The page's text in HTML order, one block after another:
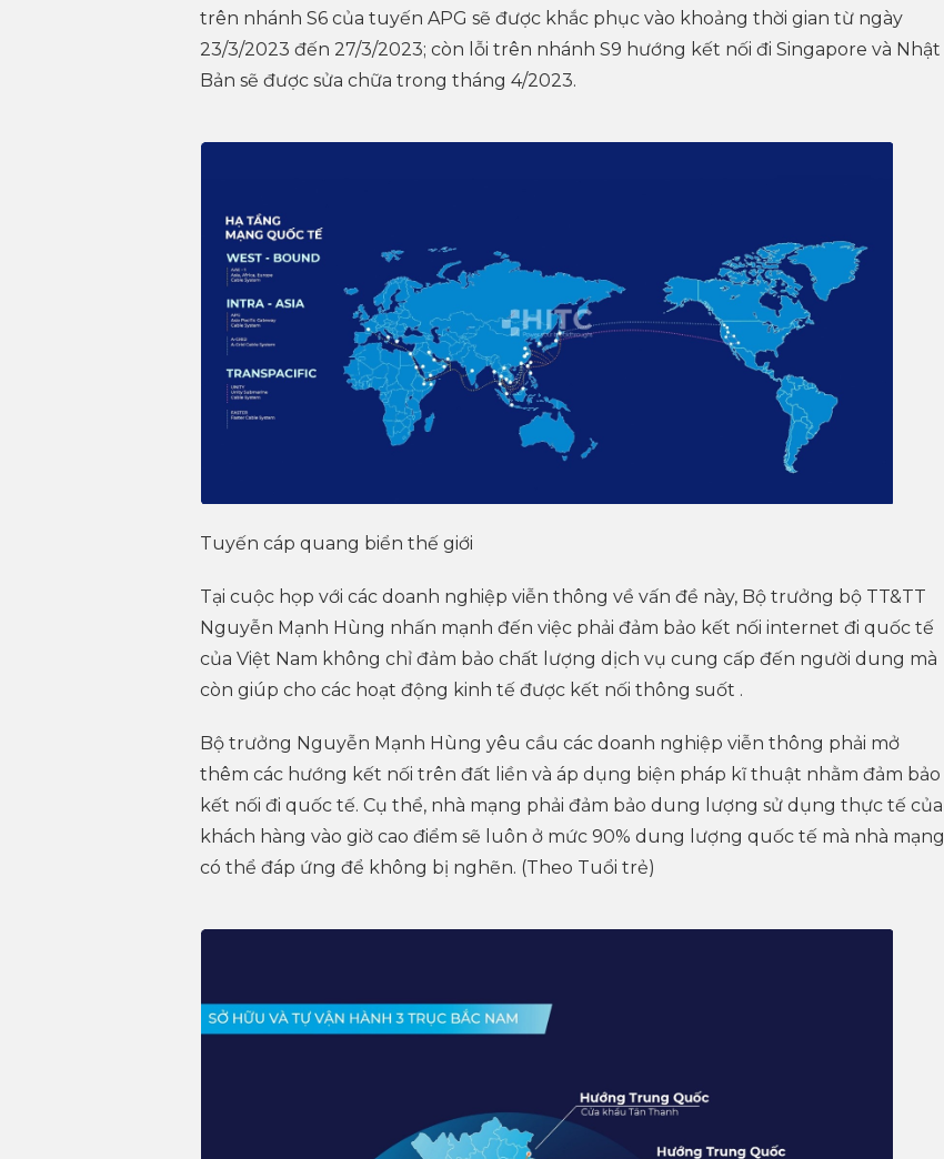
trên nhánh S6 của tuyến APG sẽ được khắc phục vào khoảng thời gian từ ngày
23/3/2023 đến 27/3/2023; còn lỗi trên nhánh S9 hướng kết nối đi Singapore và Nhật
Bản sẽ được sửa chữa trong tháng 4/2023.
Tuyến cáp quang biển thế giới
Tại cuộc họp với các doanh nghiệp viễn thông về vấn đề này, Bộ trưởng bộ TT&TT
Nguyễn Mạnh Hùng nhấn mạnh đến việc phải đảm bảo kết nối internet đi quốc tế
của Việt Nam không chỉ đảm bảo chất lượng dịch vụ cung cấp đến người dung mà
còn giúp cho các hoạt động kinh tế được kết nối thông suốt .
Bộ trưởng Nguyễn Mạnh Hùng yêu cầu các doanh nghiệp viễn thông phải mở
thêm các hướng kết nối trên đất liền và áp dụng biện pháp kĩ thuật nhằm đảm bảo
kết nối đi quốc tế. Cụ thể, nhà mạng phải đảm bảo dung lượng sử dụng thực tế của
khách hàng vào giờ cao điểm sẽ luôn ở mức 90% dung lượng quốc tế mà nhà mạng
có thể đáp ứng để không bị nghẽn. (Theo Tuổi trẻ)